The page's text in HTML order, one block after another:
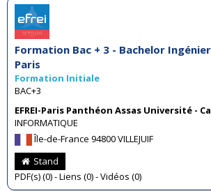
Formation Bac + 3 - Bachelor
Paris
Formation Initiale
BAC+3
EFREI-Paris Panthéon Assas Université -
INFORMATIQUE
Île-de-France 94800 VILLEJUIF
Stand
PDF(s) (0) - Liens (0) - Vidéos (0)